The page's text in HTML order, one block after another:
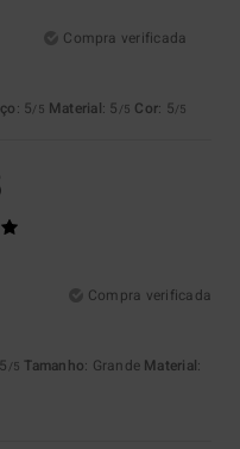
Compra verificada
: 5/5 Material: 5 /5 Cor: 5/5
Compra verificada
/5 Tamanho: Grande Material: